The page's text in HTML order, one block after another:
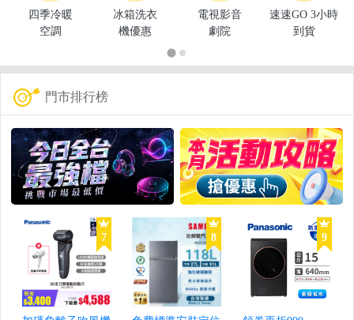
四季冷暖
空調
冰箱洗衣
機優惠
電視影音
劇院
速速GO 3小時
到貨
門市排行榜
7 8 9